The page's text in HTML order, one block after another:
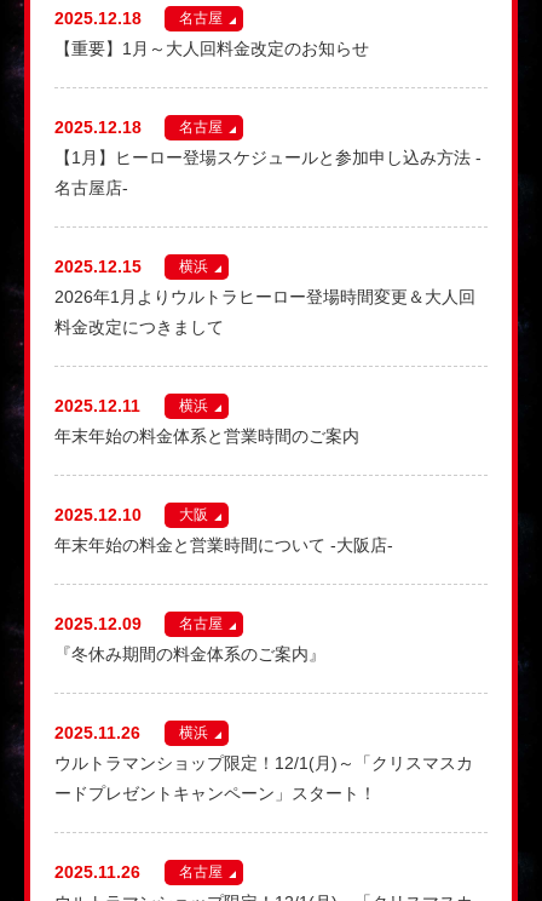
2025.12.18
【重要】1月～大人回料金改定のお知らせ
名古屋
2025.12.18
【1月】ヒーロー登場スケジュールと参加申し込み方法 -
名古屋店-
名古屋
2025.12.15
2026年1月よりウルトラヒーロー登場時間変更＆大人回
料金改定につきまして
横浜
2025.12.11
年末年始の料金体系と営業時間のご案内
横浜
2025.12.10
年末年始の料金と営業時間について -大阪店-
大阪
2025.12.09
『冬休み期間の料金体系のご案内』
名古屋
2025.11.26
ウルトラマンショップ限定！12/1(月)～「クリスマスカ
ードプレゼントキャンペーン」スタート！
横浜
2025.11.26
名古屋